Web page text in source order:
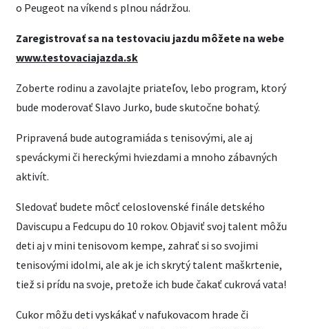
o Peugeot na víkend s plnou nádržou.
Zaregistrovať sa na testovaciu jazdu môžete na webe
www.testovaciajazda.sk
Zoberte rodinu a zavolajte priateľov, lebo program, ktorý
bude moderovať Slavo Jurko, bude skutočne bohatý.
Pripravená bude autogramiáda s tenisovými, ale aj
speváckymi či hereckými hviezdami a mnoho zábavných
aktivít.
Sledovať budete môcť celoslovenské finále detského
Daviscupu a Fedcupu do 10 rokov. Objaviť svoj talent môžu
deti aj v mini tenisovom kempe, zahrať si so svojimi
tenisovými idolmi, ale ak je ich skrytý talent maškrtenie,
tiež si prídu na svoje, pretože ich bude čakať cukrová vata!
Cukor môžu deti vyskákať v nafukovacom hrade či